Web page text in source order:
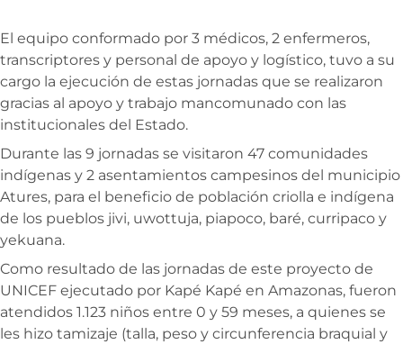
El equipo conformado por 3 médicos, 2 enfermeros,
transcriptores y personal de apoyo y logístico, tuvo a su
cargo la ejecución de estas jornadas que se realizaron
gracias al apoyo y trabajo mancomunado con las
institucionales del Estado.
Durante las 9 jornadas se visitaron 47 comunidades
indígenas y 2 asentamientos campesinos del municipio
Atures, para el beneficio de población criolla e indígena
de los pueblos jivi, uwottuja, piapoco, baré, curripaco y
yekuana.
Como resultado de las jornadas de este proyecto de
UNICEF ejecutado por Kapé Kapé en Amazonas, fueron
atendidos 1.123 niños entre 0 y 59 meses, a quienes se
les hizo tamizaje (talla, peso y circunferencia braquial y